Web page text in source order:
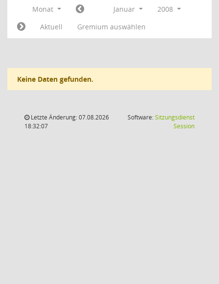
Monat Januar
2008
Aktuell
Gremium auswählen
Keine Daten gefunden.
Letzte Änderung: 07.08.2026
18:32:07
Software:Sitzungsdienst
Session(Wird in